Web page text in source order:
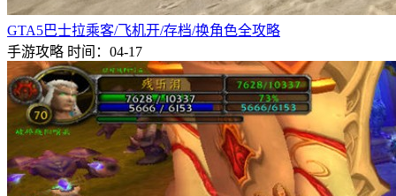
GTA5巴士拉乘客/飞机开/存档/换角色全攻略
手游攻略 时间：04-17